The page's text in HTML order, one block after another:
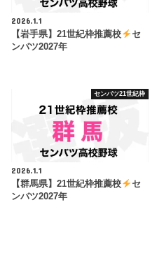
2026.1.1
【岩手県】21世紀枠推薦校
セ
ンバツ2027年
センバツ21世紀枠
2026.1.1
【群馬県】21世紀枠推薦校
セ
ンバツ2027年